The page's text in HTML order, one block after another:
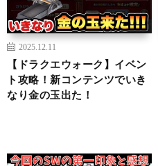
2025.12.11
【ドラクエウォーク】イベン
ト攻略！新コンテンツでいき
なり金の玉出た！